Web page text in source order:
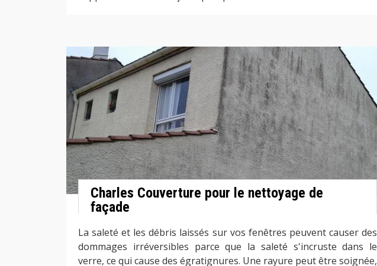
Charles Couverture pour le nettoyage de
façade
La saleté et les débris laissés sur vos fenêtres peuvent causer des
dommages irréversibles parce que la saleté s'incruste dans le
verre, ce qui cause des égratignures. Une rayure peut être soignée,